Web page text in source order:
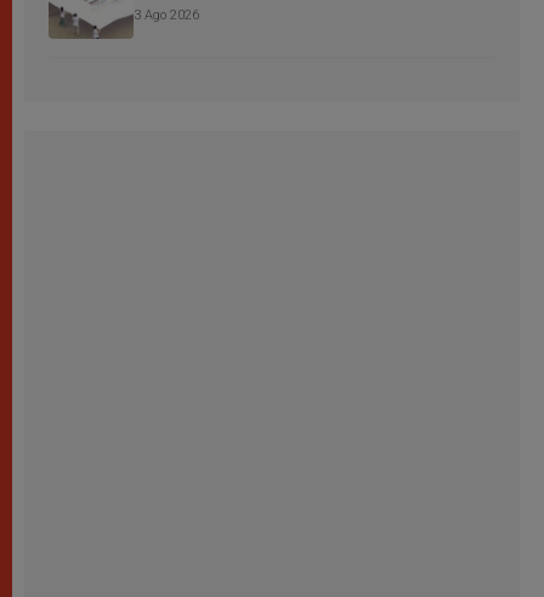
3 Ago 2026